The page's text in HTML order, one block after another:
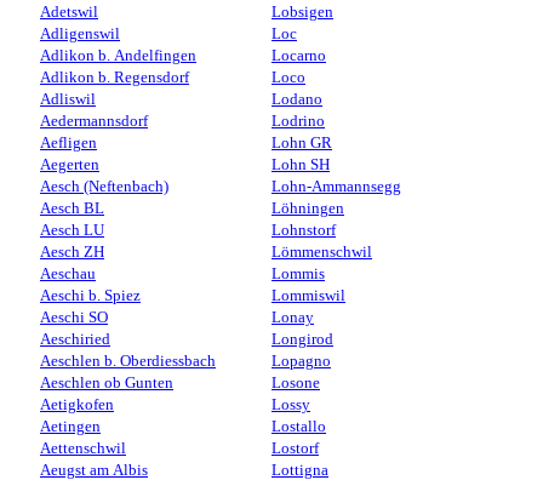
Adetswil
Adligenswil
Adlikon b. Andelfingen
Adlikon b. Regensdorf
Adliswil
Aedermannsdorf
Aefligen
Aegerten
Aesch (Neftenbach)
Aesch BL
Aesch LU
Aesch ZH
Aeschau
Aeschi b. Spiez
Aeschi SO
Aeschiried
Aeschlen b. Oberdiessbach
Aeschlen ob Gunten
Aetigkofen
Aetingen
Aettenschwil
Aeugst am Albis
Lobsigen
Loc
Locarno
Loco
Lodano
Lodrino
Lohn GR
Lohn SH
Lohn-Ammannsegg
Löhningen
Lohnstorf
Lömmenschwil
Lommis
Lommiswil
Lonay
Longirod
Lopagno
Losone
Lossy
Lostallo
Lostorf
Lottigna